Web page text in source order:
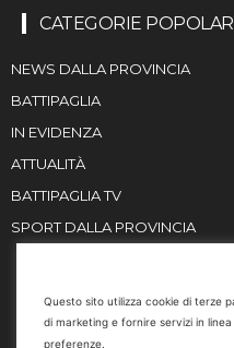
CATEGORIE
NEWS DALLA PROVINCIA
BATTIPAGLIA
IN EVIDENZA
ATTUALITÀ
BATTIPAGLIA TV
SPORT DALLA PROVINCIA
Email
Questo sito utilizza cookie di terze
di marketing e fornire servizi in
preferenze.